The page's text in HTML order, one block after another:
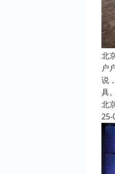
北
户
说
具
北
25-